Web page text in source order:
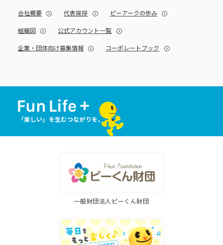
会社概要 代表挨拶 ピーアークの歩み
組織図 公式アカウント一覧
企業・団体向け募集情報 コーポレートブック
「楽しい」を生むつながりを。
一般財団法人ピーくん財団